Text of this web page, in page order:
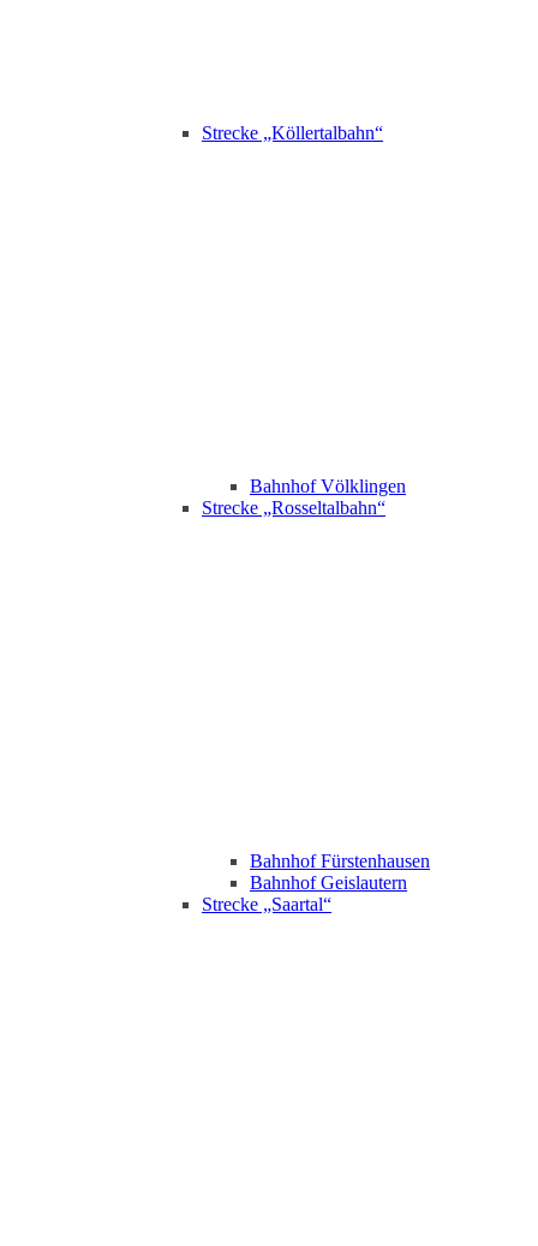
Strecke „Köllertalbahn“
Bahnhof Völklingen
Strecke „Rosseltalbahn“
Bahnhof Fürstenhausen
Bahnhof Geislautern
Strecke „Saartal“